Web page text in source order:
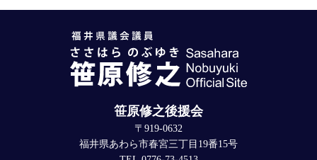
笹原修之後援会
〒919-0632
福井県あわら市春宮三丁目19番15号